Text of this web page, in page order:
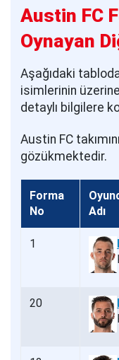
Austin FC
Oynayan
Aşağıdaki
isimlerinin
detaylı bilgilere
Austin FC
gözükmektedir.
Forma
No
Adı
1
20